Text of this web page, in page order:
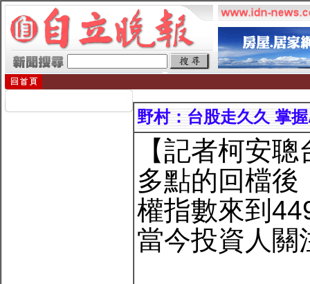
野村：台股走久久 掌
【記者柯安
多點的回檔
權指數來到
當今投資人關